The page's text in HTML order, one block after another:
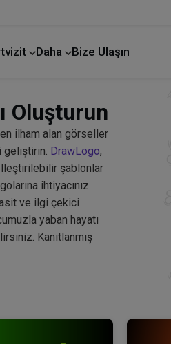
Daha Bize Ulaşın
Oluşturun
ilham alan görseller
geliştirin. DrawLogo,
şablonlar
ihtiyacınız
ve ilgi çekici
yaban hayatı
Kanıtlanmış